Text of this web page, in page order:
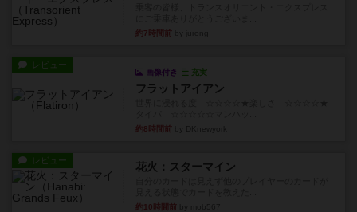
約7時間前
レビュー
画像付き 充実
フラットアイアン
約8時間前
レビュー 花火：スターマイン
約10時間前